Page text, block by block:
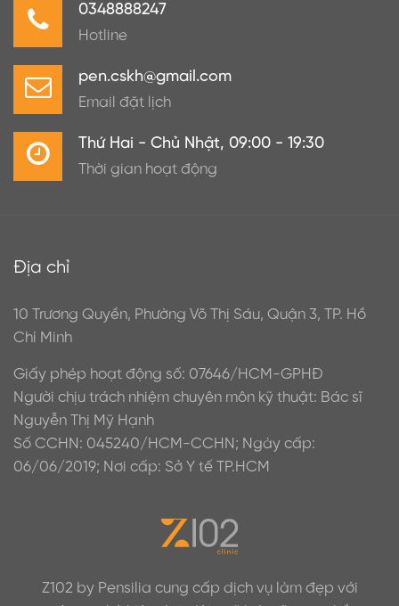
0348888247
Hotline
pen.cskh@gmail.com
Email đặt lịch
Thứ Hai - Chủ Nhật, 09:00 - 19:30
Thời gian hoạt động
Địa chỉ
10 Trương Quyền, Phường Võ Thị Sáu, Quận 3, TP. Hồ
Chí Minh
Giấy phép hoạt động số: 07646/HCM-GPHĐ
Người chịu trách nhiệm chuyên môn kỹ thuật: Bác sĩ
Nguyễn Thị Mỹ Hạnh
Số CCHN: 045240/HCM-CCHN; Ngày cấp:
06/06/2019; Nơi cấp: Sở Y tế TP.HCM
Z102 by Pensilia cung cấp dịch vụ làm đẹp với